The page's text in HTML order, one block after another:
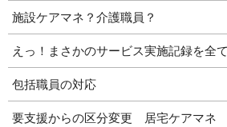
施設ケアマネ？介護職員？
えっ！まさかのサービス実施記録を全
包括職員の対応
要支援からの区分変更 居宅ケアマネ